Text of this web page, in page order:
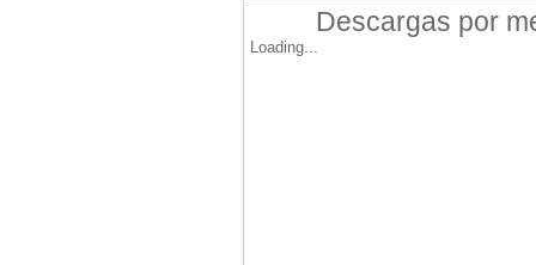
Descargas por
Loading...